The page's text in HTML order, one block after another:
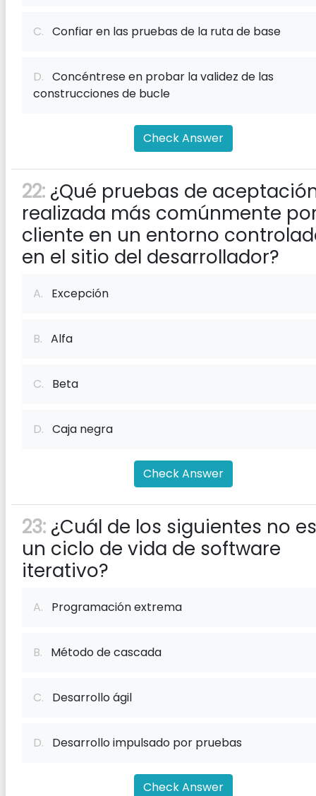
C. Confiar en las pruebas de la ruta de base
D. Concéntrese en probar la validez de las
construcciones de bucle
Check Answer
22: ¿Qué pruebas de
realizada más comúnmente
cliente en un entorno
en el sitio del desarrollador?
A. Excepción
B. Alfa
C. Beta
D. Caja negra
Check Answer
23: ¿Cuál de los siguientes no es
un ciclo de vida de software
iterativo?
A. Programación extrema
B. Método de cascada
C. Desarrollo ágil
D. Desarrollo impulsado por pruebas
Check Answer